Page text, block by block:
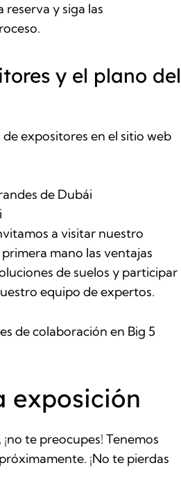
reserva y siga las
y el plano del
expositores en el sitio web
de Dubái
a visitar nuestro
mano las ventajas
de suelos y participar
equipo de expertos.
de colaboración en Big 5
exposición
te preocupes! Tenemos
¡No te pierdas